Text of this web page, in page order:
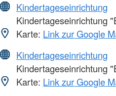
Kindertageseinrichtung
Kindertageseinrichtung
Karte: Link zur Google
Kindertageseinrichtung
Kindertageseinrichtung
Karte: Link zur Google